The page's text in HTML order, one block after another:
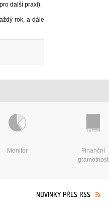
další praxi).
rok, a dále
Monitor
Finanční
gramotnost
NOVINKY PŘES RSS